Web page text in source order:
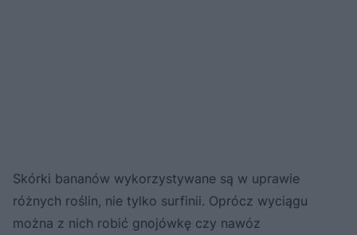
Skórki bananów wykorzystywane są w uprawie
różnych roślin, nie tylko surfinii. Oprócz wyciągu
można z nich robić gnojówkę czy nawóz